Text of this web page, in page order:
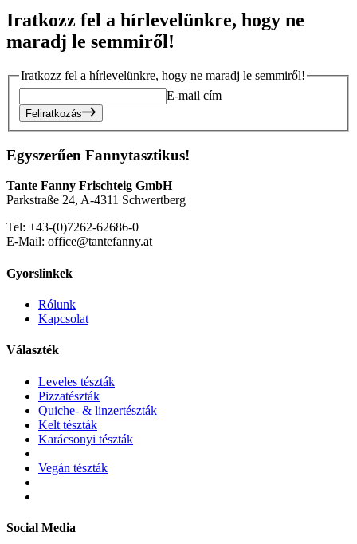
Iratkozz fel a hírlevelünkre, hogy ne
maradj le semmiről!
Iratkozz fel a hírlevelünkre, hogy ne maradj le semmiről!
E-mail cím
Feliratkozás
Egyszerűen Fannytasztikus!
Tante Fanny Frischteig GmbH
Parkstraße 24, A-4311 Schwertberg
Tel: +43-(0)7262-62686-0
E-Mail: office@tantefanny.at
Gyorslinkek
Rólunk
Kapcsolat
Választék
Leveles tészták
Pizzatészták
Quiche- & linzertészták
Kelt tészták
Karácsonyi tészták
Vegán tészták
Social Media